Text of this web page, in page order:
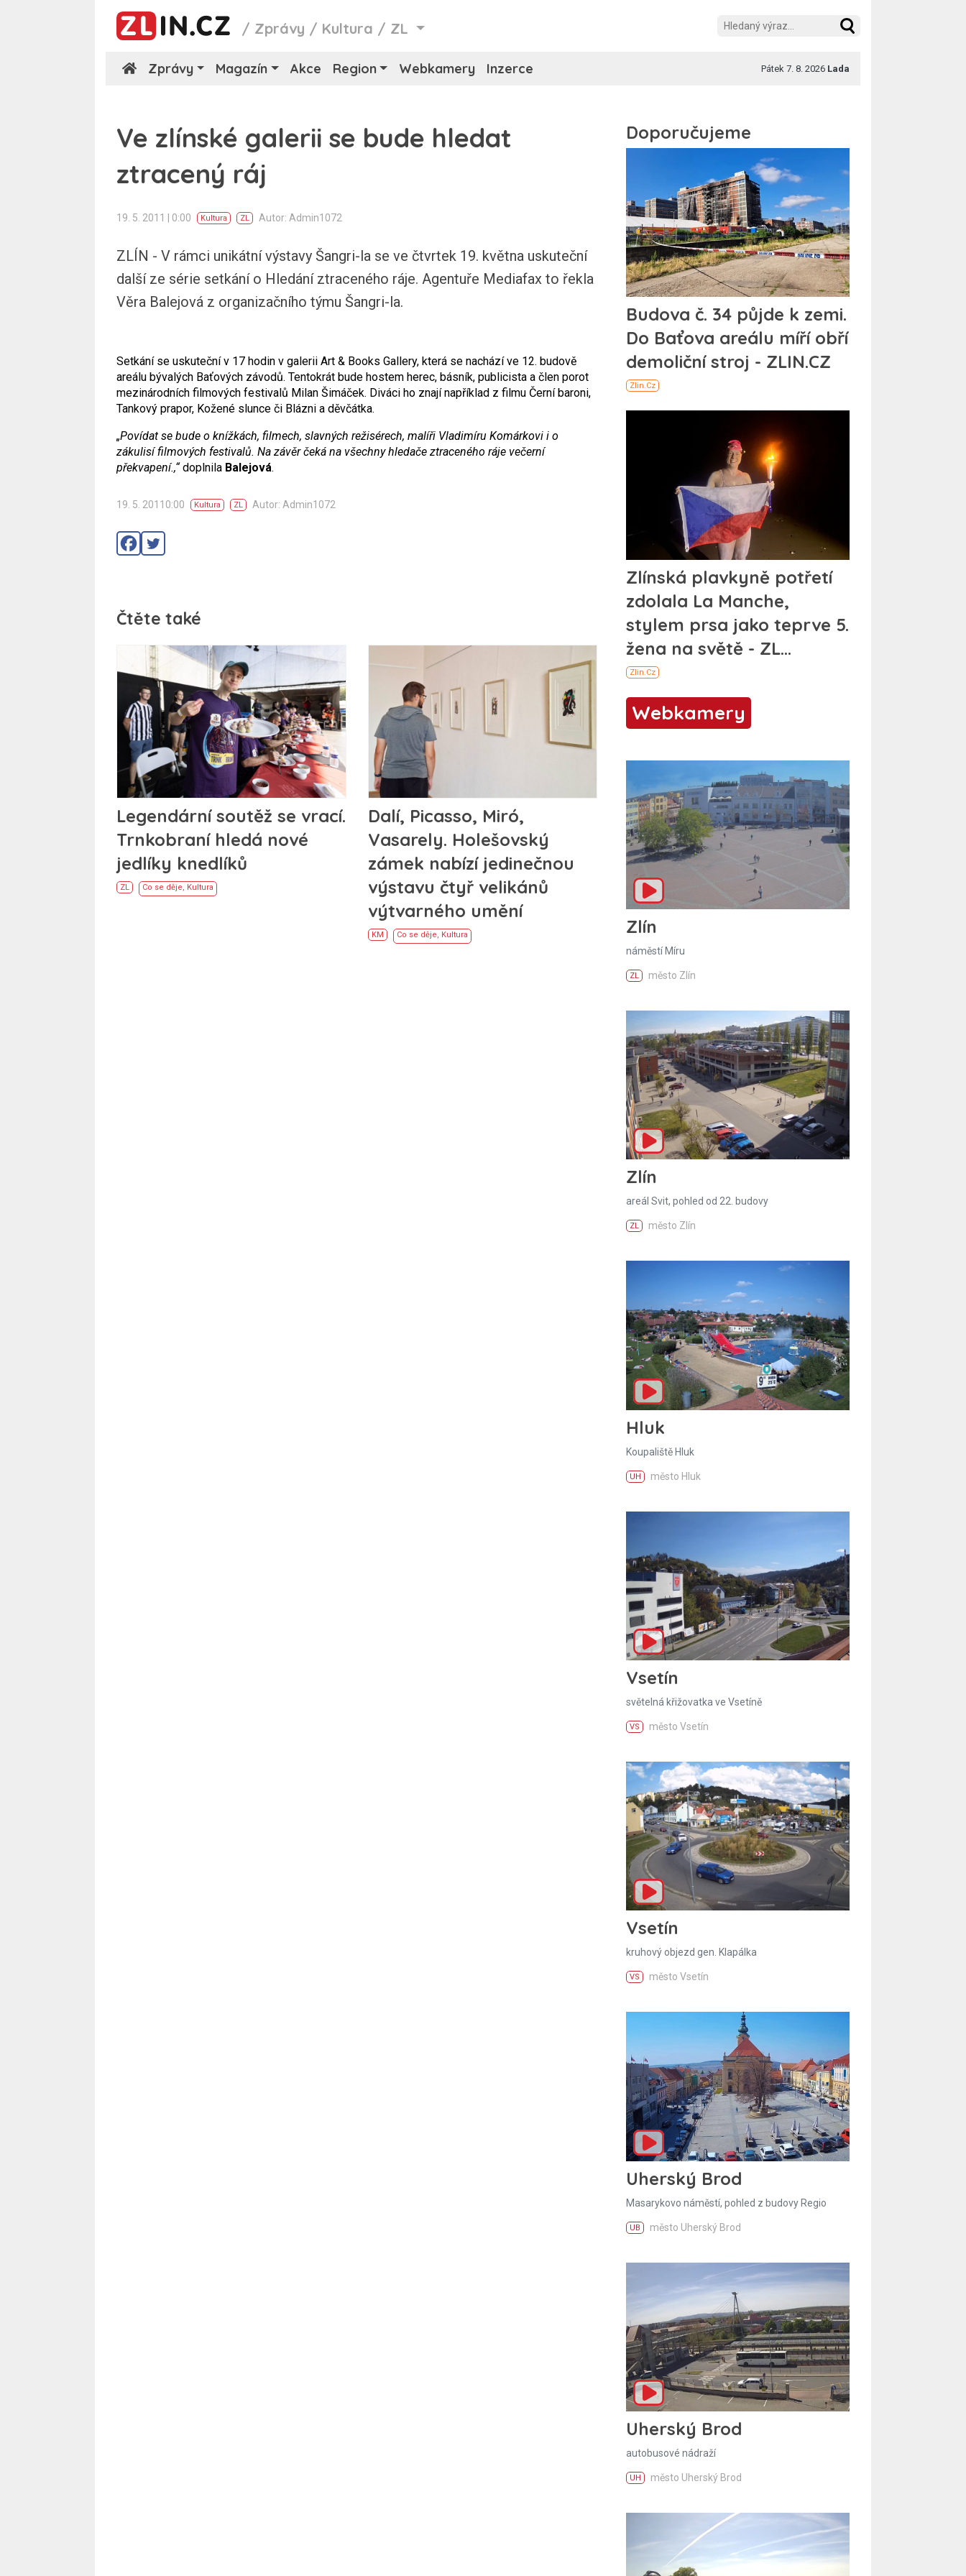
/ Zprávy / Kultura / ZL
Zprávy Magazín Akce Region Webkamery Inzerce Pátek 7. 8. 2026 Lada
Ve zlínské galerii se bude hledat
ztracený ráj
19. 5. 2011 | 0:00 Kultura ZL Autor: Admin1072
ZLÍN - V rámci unikátní výstavy Šangri-la se ve čtvrtek 19. května uskuteční
další ze série setkání o Hledání ztraceného ráje. Agentuře Mediafax to řekla
Věra Balejová z organizačního týmu Šangri-la.
Setkání se uskuteční v 17 hodin v galerii Art & Books Gallery, která se nachází ve 12. budově
areálu bývalých Baťových závodů. Tentokrát bude hostem herec, básník, publicista a člen porot
mezinárodních filmových festivalů Milan Šimáček. Diváci ho znají například z filmu Černí baroni,
Tankový prapor, Kožené slunce či Blázni a děvčátka.
„Povídat se bude o knížkách, filmech, slavných režisérech, malíři Vladimíru Komárkovi i o
zákulisí filmových festivalů. Na závěr čeká na všechny hledače ztraceného ráje večerní
překvapení.,“doplnila Balejová.
19. 5. 20110:00 Kultura ZL Autor: Admin1072
Čtěte také
Legendární soutěž se vrací.
Trnkobraní hledá nové
jedlíky knedlíků
ZL Co se děje, Kultura
Dalí, Picasso, Miró,
Vasarely. Holešovský
zámek nabízí jedinečnou
výstavu čtyř velikánů
výtvarného umění
KM Co se děje, Kultura
Webkamery
Zlín
náměstí Míru
ZL město Zlín
Zlín
areál Svit, pohled od 22. budovy
ZL město Zlín
Hluk
Koupaliště Hluk
UH město Hluk
Vsetín
světelná křižovatka ve Vsetíně
VS město Vsetín
Vsetín
kruhový objezd gen. Klapálka
VS město Vsetín
Uherský Brod
Masarykovo náměstí, pohled z budovy Regio
UB město Uherský Brod
Uherský Brod
autobusové nádraží
UH město Uherský Brod